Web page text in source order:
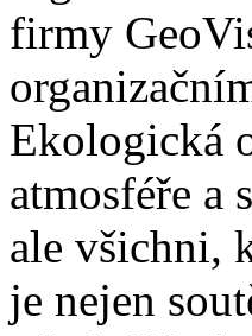
firmy
Ekologická
atmosféře a
ale všichni,
je nejen